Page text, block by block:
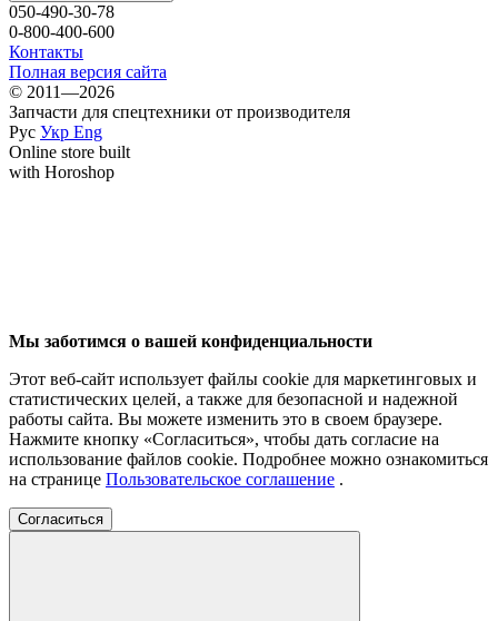
050-490-30-78
0-800-400-600
Контакты
Полная версия сайта
© 2011—2026
Запчасти для спецтехники от производителя
Рус Укр Eng
Online store built
with Horoshop
Мы заботимся о вашей конфиденциальности
Этот веб-сайт использует файлы cookie для маркетинговых и
статистических целей, а также для безопасной и надежной
работы сайта. Вы можете изменить это в своем браузере.
Нажмите кнопку «Согласиться», чтобы дать согласие на
использование файлов cookie. Подробнее можно ознакомиться
на странице Пользовательское соглашение .
Согласиться